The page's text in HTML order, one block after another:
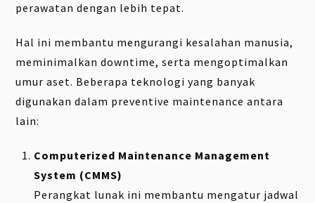
perawatan dengan lebih tepat.
Hal ini membantu mengurangi kesalahan manusia,
meminimalkan downtime, serta mengoptimalkan
umur aset. Beberapa teknologi yang banyak
digunakan dalam preventive maintenance antara
lain:
Computerized Maintenance Management
System (CMMS)
Perangkat lunak ini membantu mengatur jadwal